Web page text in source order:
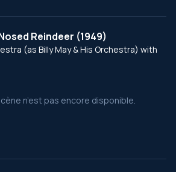
Reindeer (1949)
(as Billy May & His Orchestra) with
n’est pas encore disponible.